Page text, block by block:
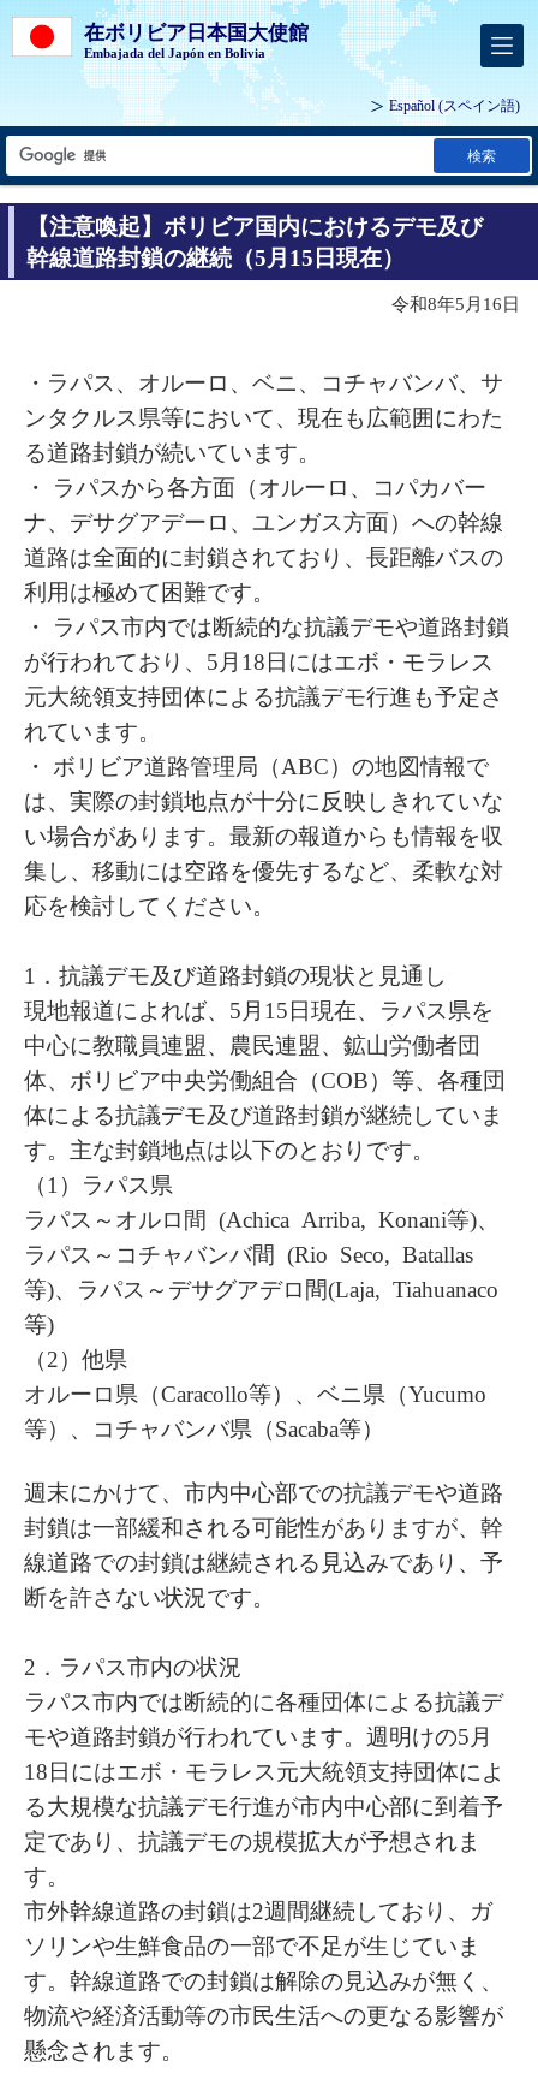
在ボリビア日本国大使館
Embajada del Japón en Bolivia
Español(スペイン語)
検索
【注意喚起】ボリビア国内におけるデモ及び
幹線道路封鎖の継続（5月15日現在）
令和8年5月16日
・ラパス、オルーロ、ベニ、コチャバンバ、サ
ンタクルス県等において、現在も広範囲にわた
る道路封鎖が続いています。
・ ラパスから各方面（オルーロ、コパカバー
ナ、デサグアデーロ、ユンガス方面）への幹線
道路は全面的に封鎖されており、長距離バスの
利用は極めて困難です。
・ ラパス市内では断続的な抗議デモや道路封鎖
が行われており、5月18日にはエボ・モラレス
元大統領支持団体による抗議デモ行進も予定さ
れています。
・ ボリビア道路管理局（ABC）の地図情報で
は、実際の封鎖地点が十分に反映しきれていな
い場合があります。最新の報道からも情報を収
集し、移動には空路を優先するなど、柔軟な対
応を検討してください。
1．抗議デモ及び道路封鎖の現状と見通し
現地報道によれば、5月15日現在、ラパス県を
中心に教職員連盟、農民連盟、鉱山労働者団
体、ボリビア中央労働組合（COB）等、各種団
体による抗議デモ及び道路封鎖が継続していま
す。主な封鎖地点は以下のとおりです。
（1）ラパス県
ラパス～オルロ間 (Achica Arriba, Konani等)、
ラパス～コチャバンバ間 (Rio Seco, Batallas
等)、ラパス～デサグアデロ間(Laja, Tiahuanaco
等)
（2）他県
オルーロ県（Caracollo等）、ベニ県（Yucumo
等）、コチャバンバ県（Sacaba等）
週末にかけて、市内中心部での抗議デモや道路
封鎖は一部緩和される可能性がありますが、幹
線道路での封鎖は継続される見込みであり、予
断を許さない状況です。
2．ラパス市内の状況
ラパス市内では断続的に各種団体による抗議デ
モや道路封鎖が行われています。週明けの5月
18日にはエボ・モラレス元大統領支持団体によ
る大規模な抗議デモ行進が市内中心部に到着予
定であり、抗議デモの規模拡大が予想されま
す。
市外幹線道路の封鎖は2週間継続しており、ガ
ソリンや生鮮食品の一部で不足が生じていま
す。幹線道路での封鎖は解除の見込みが無く、
物流や経済活動等の市民生活への更なる影響が
懸念されます。